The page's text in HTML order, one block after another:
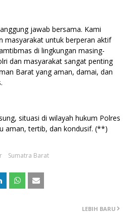
jawab bersama. Kami
masyarakat untuk berperan aktif
di lingkungan masing-
dan masyarakat sangat penting
Barat yang aman, damai, dan
situasi di wilayah hukum Polres
aman, tertib, dan kondusif. (**)
Sumatra Barat
LEBIH BARU